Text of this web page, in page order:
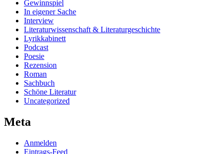
Gewinnspiel
In eigener Sache
Interview
Literaturwissenschaft & Literaturgeschichte
Lyrikkabinett
Podcast
Poesie
Rezension
Roman
Sachbuch
Schöne Literatur
Uncategorized
Meta
Anmelden
Eintrags-Feed